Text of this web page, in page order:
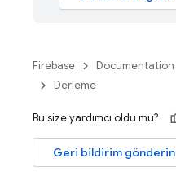
Firebase Documentation
Derleme
Bu size yardımcı oldu mu?
Geri bildirim gönderin